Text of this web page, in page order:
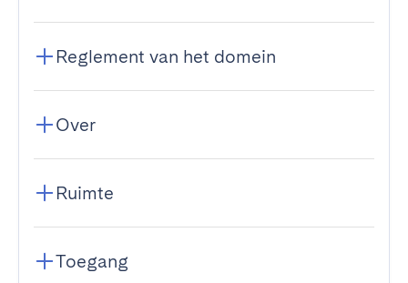
Reglement van het domein
Over
Ruimte
Toegang